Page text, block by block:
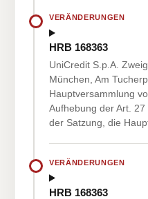
VERÄNDERUNGEN
HRB 168363
UniCredit S.p.A.
München, Am
Hauptversammlung
Aufhebung der Art.
der Satzung, die
VERÄNDERUNGEN
HRB 168363